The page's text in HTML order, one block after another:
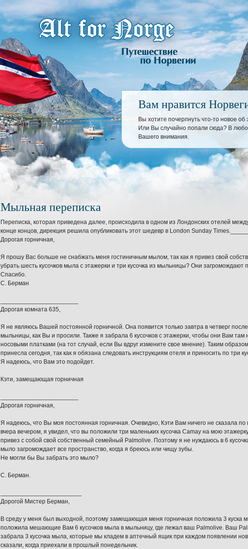
Вам нравится
Вы хотите почерпнуть что-то новое
Или Вы случайно попали сюда? В
Вашего внимания.
Мыльная переписка
Переписка, которая приведена далее, происходила в одном из Лондонских отелей
конце концов, дирекция решила опубликовать этот шедевр в London Sunday
Дорогая горничная,
Я прошу Вас больше не снабжать меня гостиничным мылом, так как я привез свой
убрать шесть кусочков мыла с этажерки и три кусочка из мыльницы? Они загромождают
Спасибо.
С. Берман
Дорогая комната 635,
Я не являюсь Вашей постоянной горничной. Она появится только завтра в четверг
мыльницы, как Вы и просили. Также я забрала 6 кусочков с этажерки, чтобы они Вам
носовыми платками (на тот случай, если Вы вдруг измените свое мнение). Таким
принесла сегодня, так как я обязана следовать инструкциям отеля и приносить по три
Я надеюсь, что Вам это подойдет.
Кэти, замещающая горничная
Дорогая горничная,
Я надеюсь, что Вы моя постоянная горничная. Очевидно, Кэти Вам ничего не сказала
вчера вечером, я увидел, что вы положили три маленьких кусочка Camay на мою
привез с собой свой собственный семейный Palmolive. Поэтому я не нуждаюсь в 6
мыло загромождает все пространство, когда я бреюсь или чищу зубы.
Не могли бы Вы забрать это мыло?
С. Берман.
Дорогой Мистер Берман,
В среду у меня был выходной, поэтому замещающая меня горничная положила 3 куска
положила мешающие Вам 6 кусочков мыла в мыльницу, где лежал ваш Palmolive. Ваш
забрала 3 кусочка мыла, которые мы кладем в аптечный ящик при каждом появлении
сказали, когда приехали в прошлый понедельник.